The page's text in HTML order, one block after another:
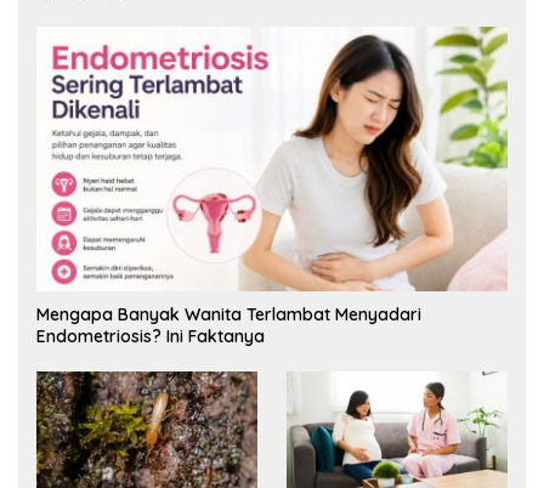
Mengapa Banyak Wanita Terlambat Menyadari
Endometriosis? Ini Faktanya